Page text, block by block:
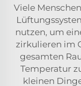
Viele
nutzen, um
zirkulieren im
gesamten
Temperatur
kleinen